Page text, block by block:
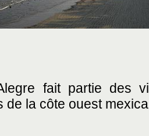
fait partie des
de la côte ouest